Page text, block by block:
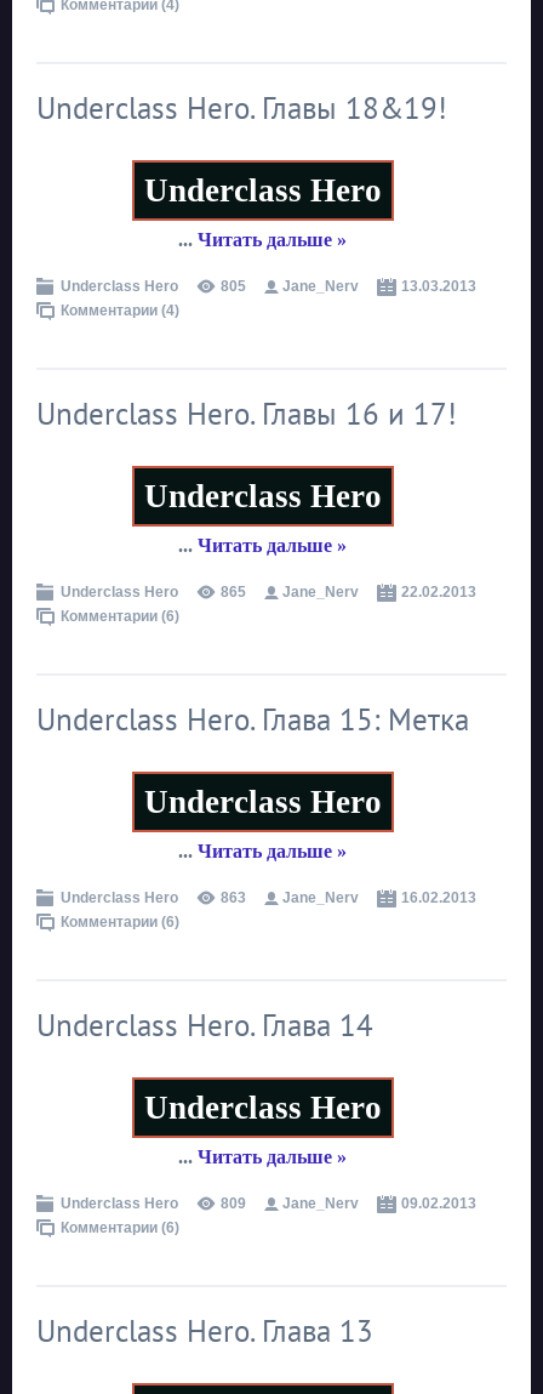
Комментарии (4)
Underclass Hero. Главы 18&19!
Underclass Hero
... Читать дальше »
Underclass Hero 805 Jane_Nerv
13.03.2013
Комментарии (4)
Underclass Hero. Главы 16 и 17!
Underclass Hero
... Читать дальше »
Underclass Hero 865 Jane_Nerv
22.02.2013
Комментарии (6)
Underclass Hero. Глава 15: Метка
Underclass Hero
... Читать дальше »
Underclass Hero 863 Jane_Nerv
16.02.2013
Комментарии (6)
Underclass Hero. Глава 14
Underclass Hero
... Читать дальше »
Underclass Hero 809 Jane_Nerv
09.02.2013
Комментарии (6)
Underclass Hero. Глава 13